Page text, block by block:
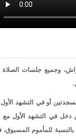
وجميع جلسات الصلاة
أو في التشهد الأول
في التشهد الأول مع
بالنسبة للمأموم المسبوق،